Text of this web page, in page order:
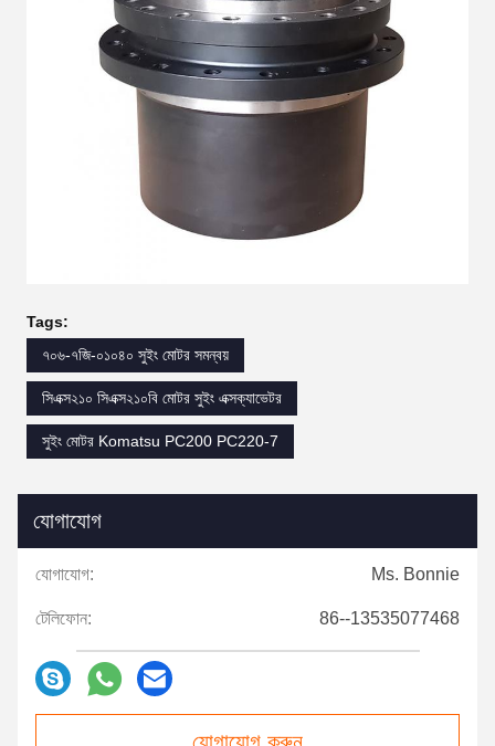
Tags:
৭০৬-৭জি-০১০৪০ সুইং মোটর সমন্বয়
সিএক্স২১০ সিএক্স২১০বি মোটর সুইং এক্সক্যাভেটর
সুইং মোটর Komatsu PC200 PC220-7
যোগাযোগ
যোগাযোগ: Ms. Bonnie
টেলিফোন: 86--13535077468